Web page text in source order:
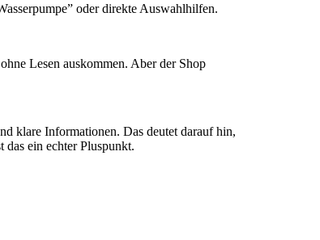
oder direkte Auswahlhilfen.
Lesen auskommen. Aber der Shop
klare Informationen. Das deutet darauf hin,
ein echter Pluspunkt.